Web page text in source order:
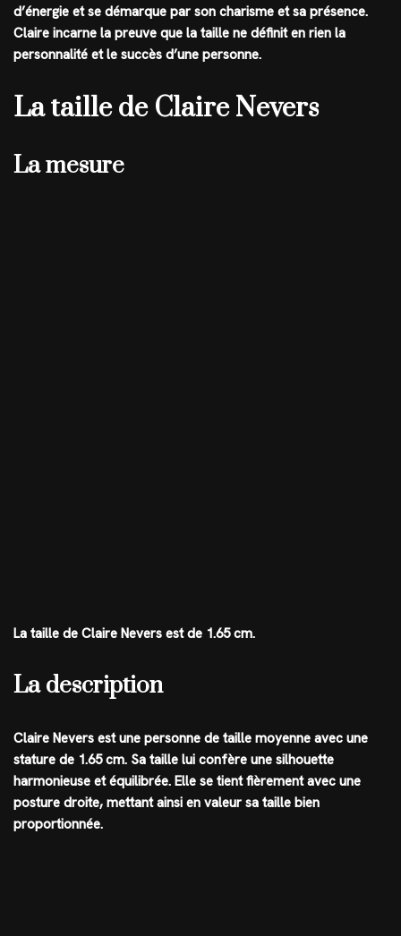
d’énergie et se démarque par son charisme et sa présence.
Claire incarne la preuve que la taille ne définit en rien la
personnalité et le succès d’une personne.
La taille de Claire Nevers
La mesure
La taille de Claire Nevers est de 1.65 cm.
La description
Claire Nevers est une personne de taille moyenne avec une
stature de 1.65 cm. Sa taille lui confère une silhouette
harmonieuse et équilibrée. Elle se tient fièrement avec une
posture droite, mettant ainsi en valeur sa taille bien
proportionnée.